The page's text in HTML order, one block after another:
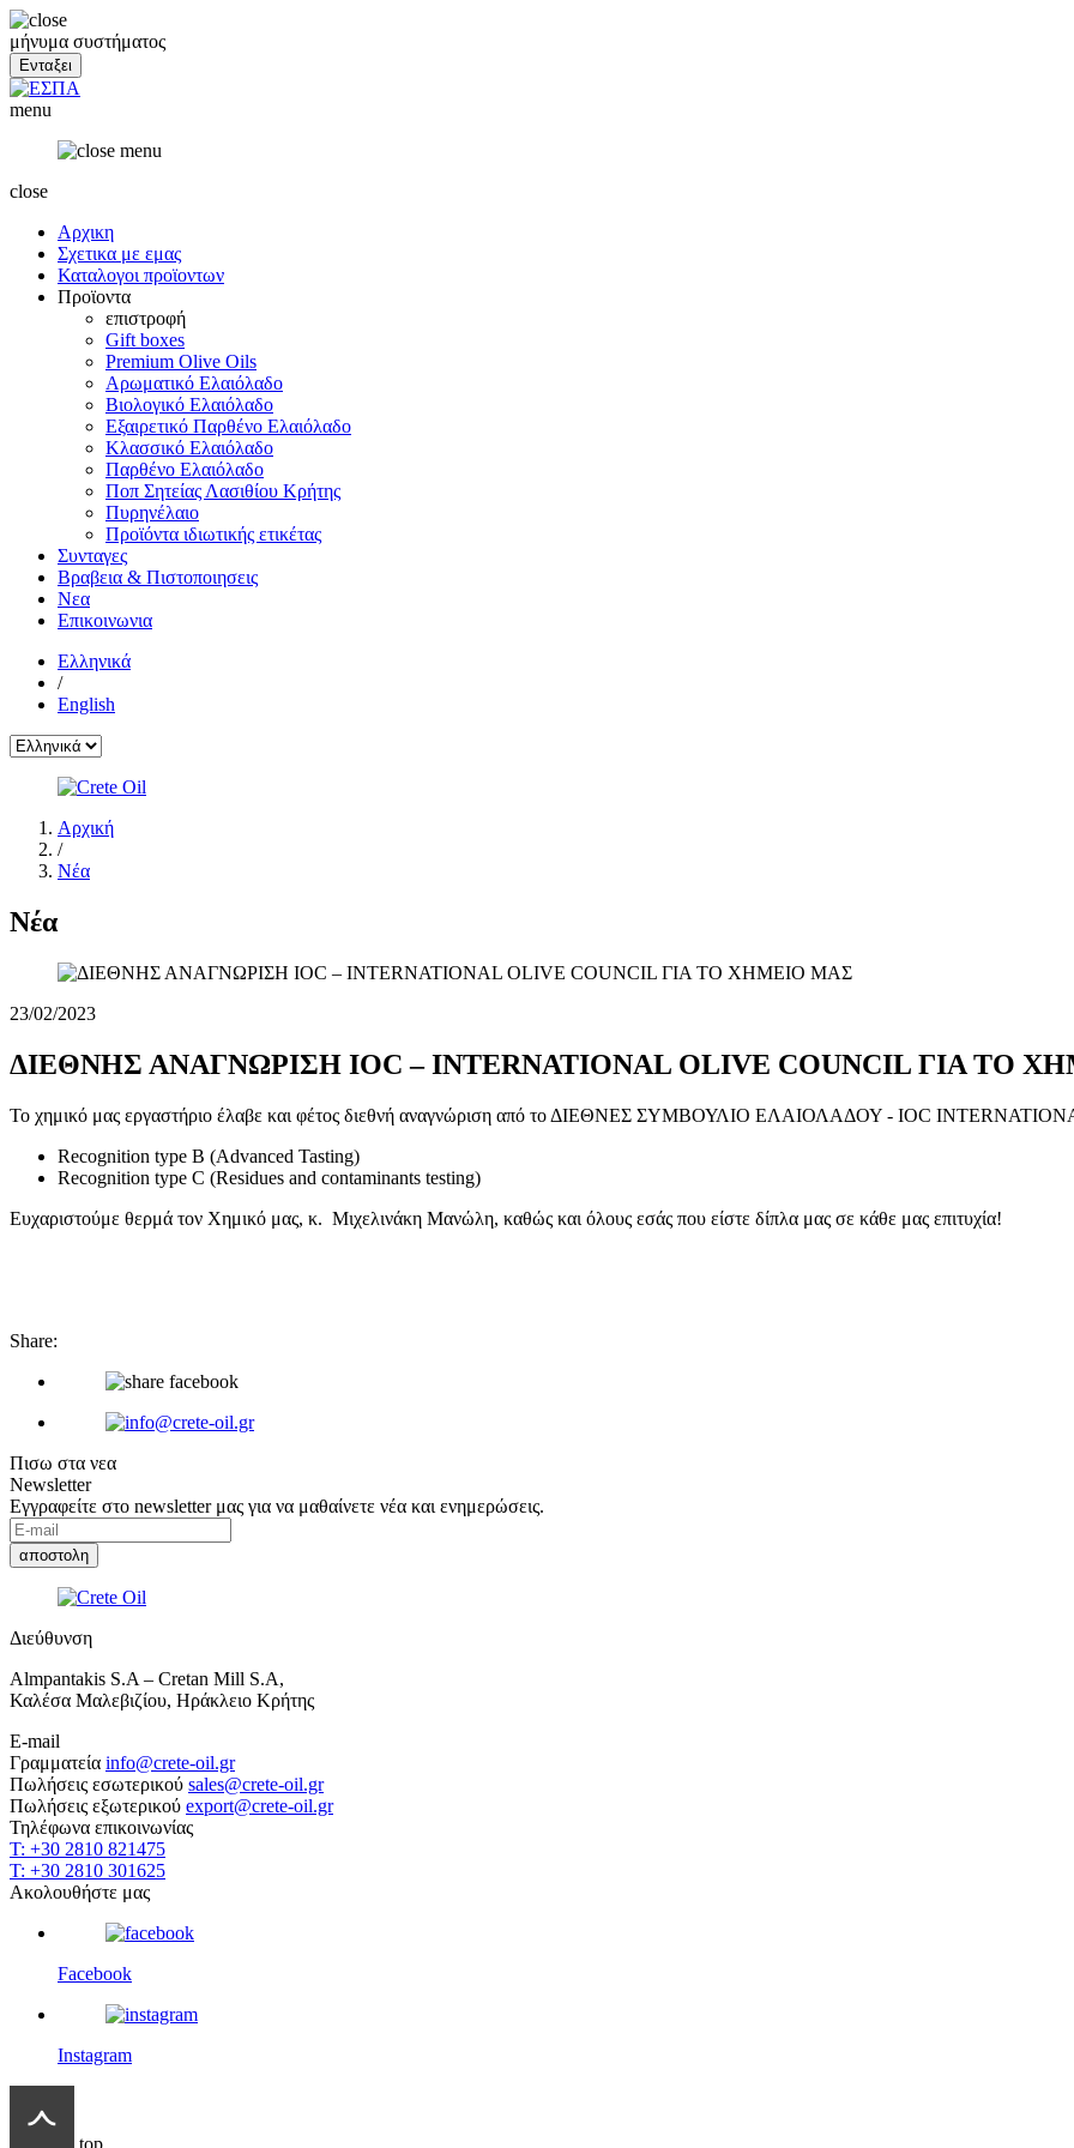
μήνυμα συστήματος
menu
close
Αρχικη
Σχετικα με εμας
Καταλογοι προϊοντων
Προϊοντα
επιστροφή
Gift boxes
Premium Olive Oils
Αρωματικό Ελαιόλαδο
Βιολογικό Ελαιόλαδο
Εξαιρετικό Παρθένο Ελαιόλαδο
Κλασσικό Ελαιόλαδο
Παρθένο Ελαιόλαδο
Ποπ Σητείας Λασιθίου Κρήτης
Πυρηνέλαιο
Προϊόντα ιδιωτικής ετικέτας
Συνταγες
Βραβεια & Πιστοποιησεις
Νεα
Επικοινωνια
Ελληνικά
/
English
Αρχική
/
Νέα
Νέα
23/02/2023
ΔΙΕΘΝΗΣ ΑΝΑΓΝΩΡΙΣΗ IOC – INTERNATIONAL OLIVE COUNCIL ΓΙΑ ΤΟ
Το χημικό μας εργαστήριο έλαβε και φέτος διεθνή αναγνώριση από το ΔΙΕΘΝΕΣ ΣΥΜΒΟΥΛΙΟ ΕΛΑΙΟΛΑΔΟΥ - IOC
Recognition type B (Advanced Tasting)
Recognition type C (Residues and contaminants testing)
Ευχαριστούμε θερμά τον Χημικό μας, κ. Μιχελινάκη Μανώλη, καθώς και όλους εσάς που είστε δίπλα μας σε κάθε μας επιτυχία!
Share:
Πισω στα νεα
Newsletter
Εγγραφείτε στο newsletter μας για να μαθαίνετε νέα και ενημερώσεις.
Διεύθυνση
Almpantakis S.A – Cretan Mill S.A,
Καλέσα Μαλεβιζίου, Ηράκλειο Κρήτης
E-mail
Γραμματεία info@crete-oil.gr
Πωλήσεις εσωτερικού sales@crete-oil.gr
Πωλήσεις εξωτερικού export@crete-oil.gr
Τηλέφωνα επικοινωνίας
T: +30 2810 821475
T: +30 2810 301625
Ακολουθήστε μας
Facebook
Instagram
top